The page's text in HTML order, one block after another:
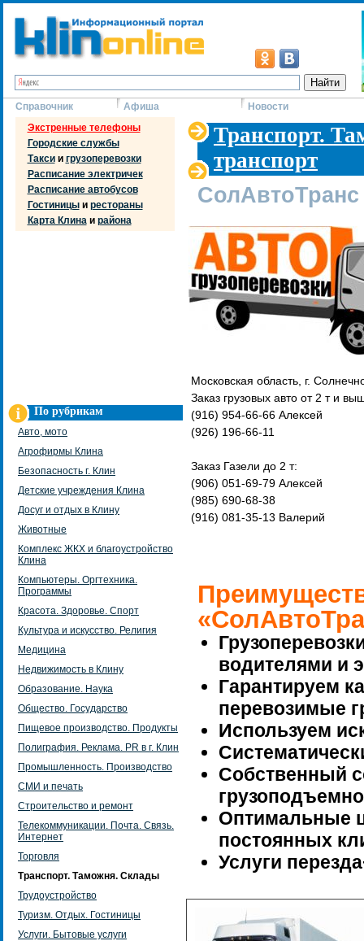
Справочник Афиша
Новости
Экстренные телефоны
Городские службы
Таксии грузоперевозки
Расписание электричек
Расписание автобусов
Гостиницыи рестораны
Карта Клинаи района
По рубрикам
Авто, мото
Агрофирмы Клина
Безопасность г. Клин
Детские учреждения Клина
Досуг и отдых в Клину
Животные
Комплекс ЖКХ и благоустройство
Клина
Компьютеры. Оргтехника.
Программы
Красота. Здоровье. Спорт
Культура и искусство. Религия
Медицина
Недвижимость в Клину
Образование. Наука
Общество. Государство
Пищевое производство. Продукты
Полиграфия. Реклама. PR в г. Клин
Промышленность. Производство
СМИ и печать
Строительство и ремонт
Телекоммуникации. Почта. Связь.
Интернет
Торговля
Транспорт. Таможня. Склады
Трудоустройство
Туризм. Отдых. Гостиницы
Услуги. Бытовые услуги
Транспорт.
транспорт
СолАвтоТранс
Московская область, г.
Заказ грузовых авто от 2 т и
(916) 954-66-66 Алексей
(926) 196-66-11
Заказ Газели до 2 т:
(906) 051-69-79 Алексей
(985) 690-68-38
(916) 081-35-13 Валерий
водителями и
Гарантируем
перевозимые
Используем
Собственный
Оптимальные
постоянных
Услуги